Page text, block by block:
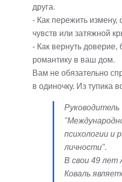
друга.
- Как пережить измену,
чувств или затяжной
- Как вернуть доверие,
романтику в ваш дом.
Вам не обязательно
в одиночку. Из тупика
Руководитель
психологии и
личности".
В свои 49 лет
Коваль